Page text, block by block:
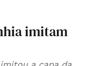
imitam